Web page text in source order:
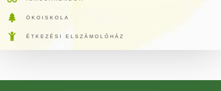
ÖKOISKOLA
ÉTKEZÉSI ELSZÁMOLÓHÁZ